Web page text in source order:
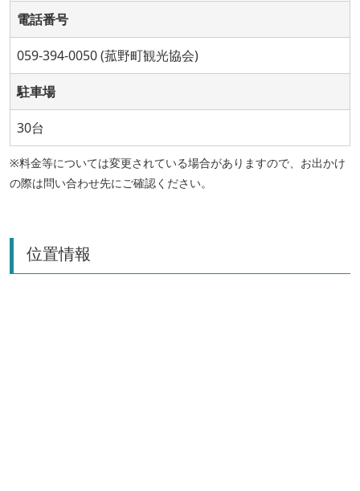
電話番号
059-394-0050 (菰野町観光協会)
駐車場
30台
※料金等については変更されている場合がありますので、お出かけ
の際は問い合わせ先にご確認ください。
位置情報